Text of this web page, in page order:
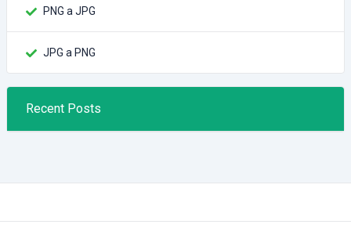
PNG a JPG
JPG a PNG
Recent Posts